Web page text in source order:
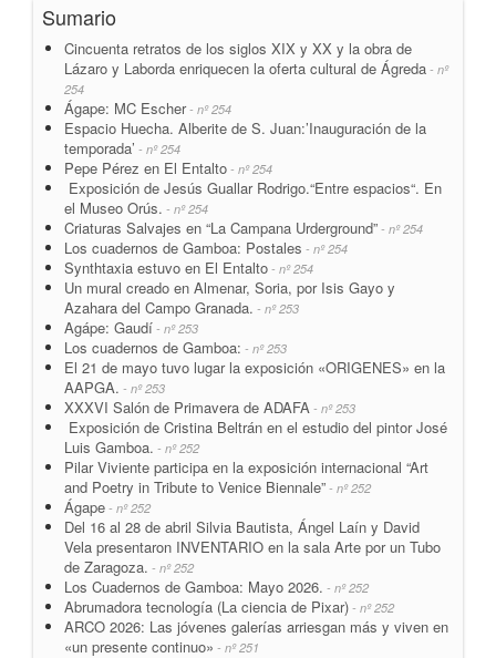
Sumario
Cincuenta retratos de los siglos XIX y XX y la obra de
Lázaro y Laborda enriquecen la oferta cultural de Ágreda - nº
254
Ágape: MC Escher- nº 254
Espacio Huecha. Alberite de S. Juan:’Inauguración de la
temporada’ - nº 254
Pepe Pérez en El Entalto - nº 254
Exposición de Jesús Guallar Rodrigo.“Entre espacios“. En
el Museo Orús. - nº 254
Criaturas Salvajes en “La Campana Urderground” - nº 254
Los cuadernos de Gamboa: Postales - nº 254
Synthtaxia estuvo en El Entalto - nº 254
Un mural creado en Almenar, Soria, por Isis Gayo y
Azahara del Campo Granada. - nº 253
Agápe: Gaudí - nº 253
Los cuadernos de Gamboa: - nº 253
El 21 de mayo tuvo lugar la exposición «ORIGENES» en la
AAPGA. - nº 253
XXXVI Salón de Primavera de ADAFA - nº 253
Exposición de Cristina Beltrán en el estudio del pintor José
Luis Gamboa. - nº 252
Pilar Viviente participa en la exposición internacional “Art
and Poetry in Tribute to Venice Biennale” - nº 252
Ágape - nº 252
Del 16 al 28 de abril Silvia Bautista, Ángel Laín y David
Vela presentaron INVENTARIO en la sala Arte por un Tubo
de Zaragoza. - nº 252
Los Cuadernos de Gamboa: Mayo 2026. - nº 252
Abrumadora tecnología (La ciencia de Pixar) - nº 252
ARCO 2026: Las jóvenes galerías arriesgan más y viven en
«un presente continuo» - nº 251